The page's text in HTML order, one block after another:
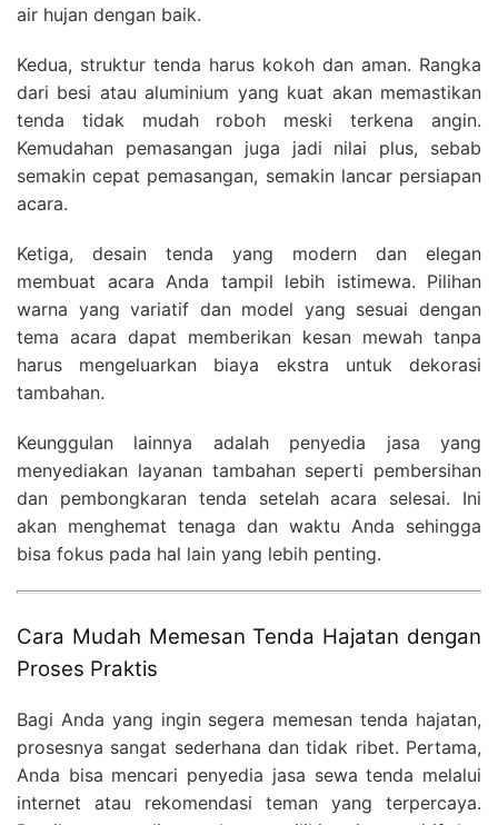
air hujan dengan baik.
Kedua, struktur tenda harus kokoh dan aman. Rangka
dari besi atau aluminium yang kuat akan memastikan
tenda tidak mudah roboh meski terkena angin.
Kemudahan pemasangan juga jadi nilai plus, sebab
semakin cepat pemasangan, semakin lancar persiapan
acara.
Ketiga, desain tenda yang modern dan elegan
membuat acara Anda tampil lebih istimewa. Pilihan
warna yang variatif dan model yang sesuai dengan
tema acara dapat memberikan kesan mewah tanpa
harus mengeluarkan biaya ekstra untuk dekorasi
tambahan.
Keunggulan lainnya adalah penyedia jasa yang
menyediakan layanan tambahan seperti pembersihan
dan pembongkaran tenda setelah acara selesai. Ini
akan menghemat tenaga dan waktu Anda sehingga
bisa fokus pada hal lain yang lebih penting.
Cara Mudah Memesan Tenda Hajatan dengan
Proses Praktis
Bagi Anda yang ingin segera memesan tenda hajatan,
prosesnya sangat sederhana dan tidak ribet. Pertama,
Anda bisa mencari penyedia jasa sewa tenda melalui
internet atau rekomendasi teman yang terpercaya.